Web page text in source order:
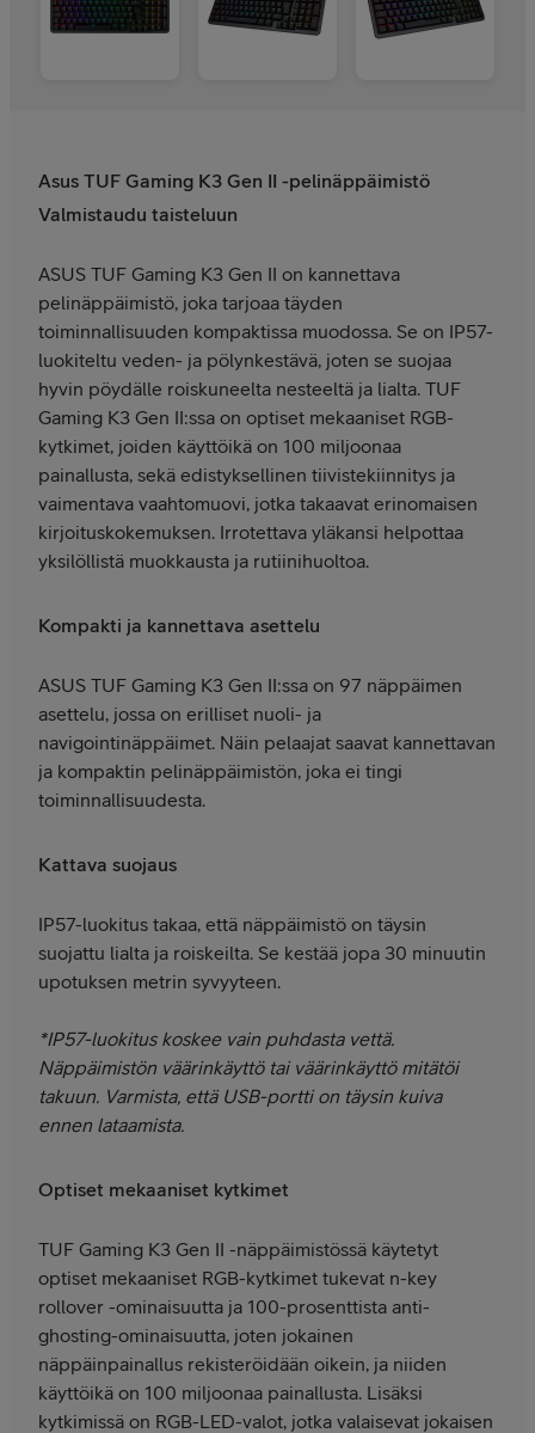
Asus TUF Gaming K3 Gen II -pelinäppäimistö
Valmistaudu taisteluun
ASUS TUF Gaming K3 Gen II on kannettava
pelinäppäimistö, joka tarjoaa täyden
toiminnallisuuden kompaktissa muodossa. Se on IP57-
luokiteltu veden- ja pölynkestävä, joten se suojaa
hyvin pöydälle roiskuneelta nesteeltä ja lialta. TUF
Gaming K3 Gen II:ssa on optiset mekaaniset RGB-
kytkimet, joiden käyttöikä on 100 miljoonaa
painallusta, sekä edistyksellinen tiivistekiinnitys ja
vaimentava vaahtomuovi, jotka takaavat erinomaisen
kirjoituskokemuksen. Irrotettava yläkansi helpottaa
yksilöllistä muokkausta ja rutiinihuoltoa.
Kompakti ja kannettava asettelu
ASUS TUF Gaming K3 Gen II:ssa on 97 näppäimen
asettelu, jossa on erilliset nuoli- ja
navigointinäppäimet. Näin pelaajat saavat kannettavan
ja kompaktin pelinäppäimistön, joka ei tingi
toiminnallisuudesta.
Kattava suojaus
IP57-luokitus takaa, että näppäimistö on täysin
suojattu lialta ja roiskeilta. Se kestää jopa 30 minuutin
upotuksen metrin syvyyteen.
*IP57-luokitus koskee vain puhdasta vettä.
Näppäimistön väärinkäyttö tai väärinkäyttö mitätöi
takuun. Varmista, että USB-portti on täysin kuiva
ennen lataamista.
Optiset mekaaniset kytkimet
TUF Gaming K3 Gen II -näppäimistössä käytetyt
optiset mekaaniset RGB-kytkimet tukevat n-key
rollover -ominaisuutta ja 100-prosenttista anti-
ghosting-ominaisuutta, joten jokainen
näppäinpainallus rekisteröidään oikein, ja niiden
käyttöikä on 100 miljoonaa painallusta. Lisäksi
kytkimissä on RGB-LED-valot, jotka valaisevat jokaisen